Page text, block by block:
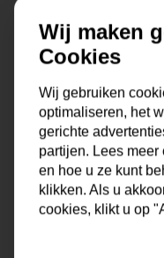
Wat maakt dit
wel tegen een stootje.
Kleur:Tijdloos zwart,
Maten:Kies uit 80 cm
juiste maat voor jouw
Makkelijk op te hangen:
paneel hangt zo aan
Wij maken
Cookies
Wij gebruiken
optimaliseren, het
gerichte
partijen. Lees
en hoe u ze kunt
klikken. Als u
cookies, klikt u op